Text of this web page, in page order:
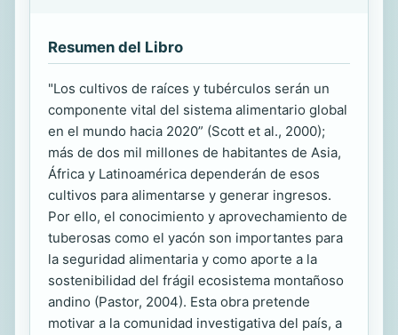
Resumen del Libro
"Los cultivos de raíces y tubérculos serán un
componente vital del sistema alimentario global
en el mundo hacia 2020” (Scott et al., 2000);
más de dos mil millones de habitantes de Asia,
África y Latinoamérica dependerán de esos
cultivos para alimentarse y generar ingresos.
Por ello, el conocimiento y aprovechamiento de
tuberosas como el yacón son importantes para
la seguridad alimentaria y como aporte a la
sostenibilidad del frágil ecosistema montañoso
andino (Pastor, 2004). Esta obra pretende
motivar a la comunidad investigativa del país, a